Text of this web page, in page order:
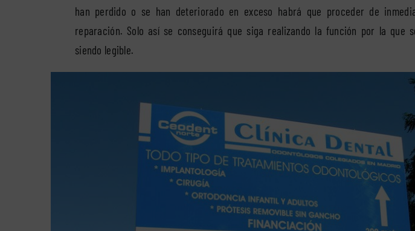
han perdido o se han deteriorado en exceso habrá que proceder de
reparación. Solo así se conseguirá que siga realizando la función por la que
siendo legible.